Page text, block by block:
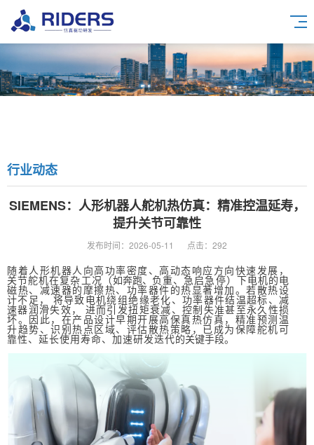
行业动态
SIEMENS：人形机器人舵机热仿真：精准控温延寿，
提升关节可靠性
发布时间：2026-05-11 点击：292
随着人形机器人向高功率密度、高动态响应方向快速发展，
关节舵机在复杂工况（如奔跑、 负重、急启急停） 下电机的电
磁热、减速器的摩擦热、功率器件的热显著增加。若散热设
计不足， 将导致电机绕组绝缘老化、功率器件结温超标、减
速器润滑失效， 进而引发扭矩衰减、控制失准甚至永久性损
坏。因此，在产品设计早期开展高保真热仿真，精准预测温
升趋势、识别热点区域、评估散热策略，已成为保障舵机可
靠性、延长使用寿命、加速研发迭代的关键手段。